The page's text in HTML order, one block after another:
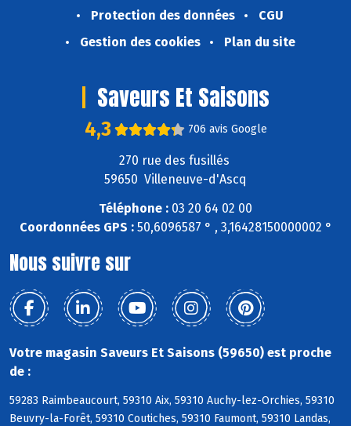
Protection des données
CGU
Gestion des cookies
Plan du site
Saveurs Et Saisons
4,3 706 avis Google
270 rue des fusillés
59650 Villeneuve-d'Ascq
Téléphone : 03 20 64 02 00
Coordonnées GPS :50,6096587 ° , 3,16428150000002 °
Nous suivre sur
Votre magasin Saveurs Et Saisons (59650) est proche
de :
59283 Raimbeaucourt, 59310 Aix, 59310 Auchy-lez-Orchies, 59310
Beuvry-la-Forêt, 59310 Coutiches, 59310 Faumont, 59310 Landas,